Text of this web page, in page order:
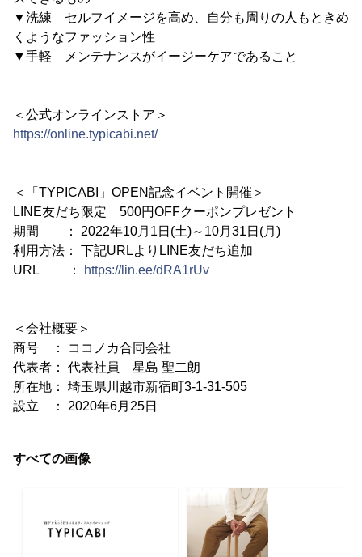
▼洗練 セルフイメージを高め、自分も周りの人もときめ
くようなファッション性
▼手軽 メンテナンスがイージーケアであること
＜公式オンラインストア＞
https://online.typicabi.net/
＜「TYPICABI」OPEN記念イベント開催＞
LINE友だち限定 500円OFFクーポンプレゼント
期間 ： 2022年10月1日(土)～10月31日(月)
利用方法： 下記URLよりLINE友だち追加
URL ：
https://lin.ee/dRA1rUv
＜会社概要＞
商号 ： ココノカ合同会社
代表者： 代表社員 星島 聖二朗
所在地： 埼玉県川越市新宿町3-1-31-505
設立 ： 2020年6月25日
すべての画像